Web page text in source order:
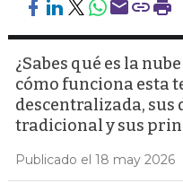
¿Sabes qué es la
cómo funciona esta
descentralizada, sus
tradicional y sus
Publicado el 18 may 2026